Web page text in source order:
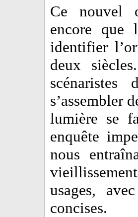
Ce nouvel
encore que
identifier
deux
s’assembler
lumière se
enquête
nous
usages,
concises.